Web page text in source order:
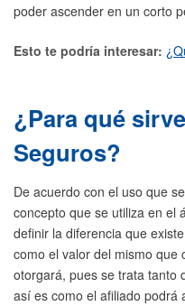
poder ascender en un corto
Esto te podría interesar:
¿Para qué
Seguros?
De acuerdo con el uso que
concepto que se utiliza en el
definir la diferencia que
como el valor del mismo que
otorgará, pues se trata tanto
así es como el afiliado podrá